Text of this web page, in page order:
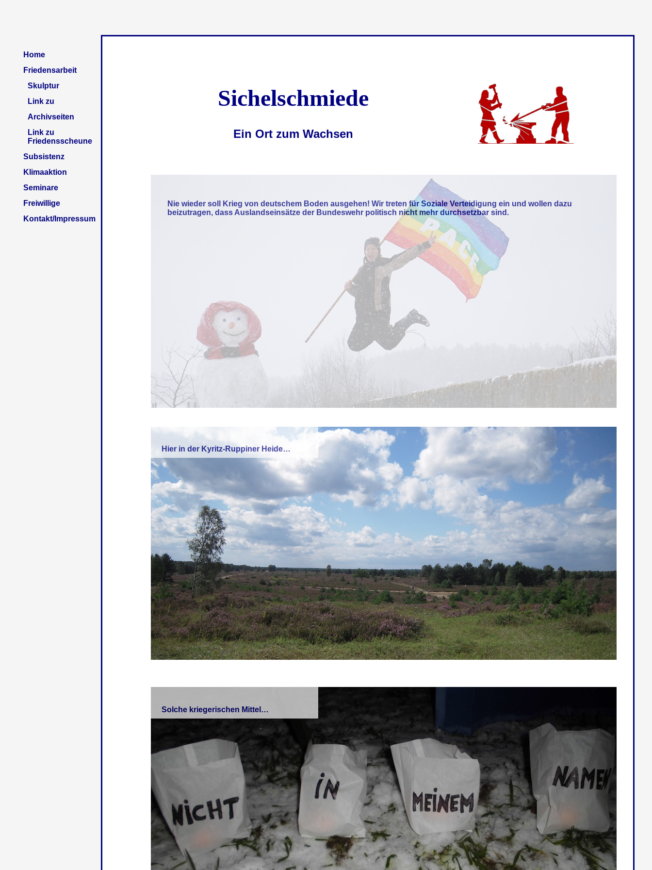
Home
Friedensarbeit
Skulptur
Link zu
Archivseiten
Link zu
Friedensscheune
Subsistenz
Klimaaktion
Seminare
Freiwillige
Kontakt/Impressum
Sichelschmiede
Ein Ort zum Wachsen
Nie wieder soll Krieg von deutschem Boden ausgehen! Wir treten für Soziale Verteidigung ein und wollen dazu
beizutragen, dass Auslandseinsätze der Bundeswehr politisch nicht mehr durchsetzbar sind.
Hier in der Kyritz-Ruppiner Heide…
Solche kriegerischen Mittel…